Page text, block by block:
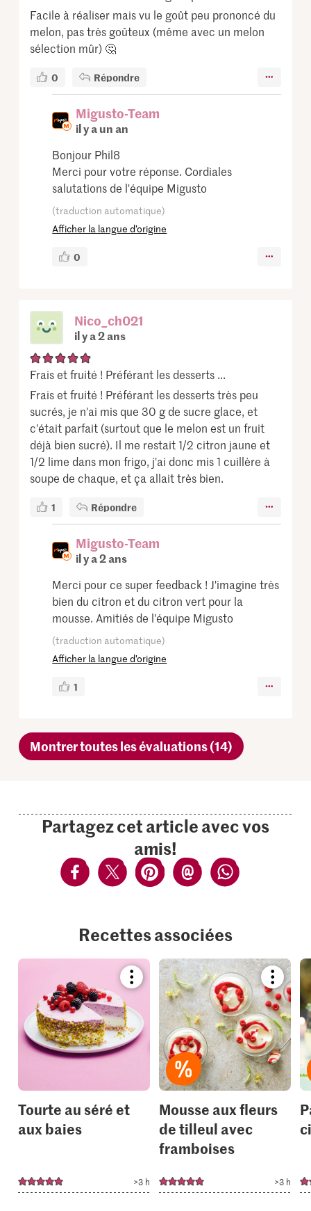
Facile à réaliser mais vu le goût peu prononcé du
melon, pas très goûteux (même avec un melon
sélection mûr) 🤔
0 Répondre
Migusto-Team
il y a un an
Bonjour Phil8
Merci pour votre réponse. Cordiales
salutations de l'équipe Migusto
(traduction automatique)
Afficher la langue d’origine
0
Nico_ch021
il y a 2 ans
Frais et fruité ! Préférant les desserts ...
Frais et fruité ! Préférant les desserts très peu
sucrés, je n'ai mis que 30 g de sucre glace, et
c'était parfait (surtout que le melon est un fruit
déjà bien sucré). Il me restait 1/2 citron jaune et
1/2 lime dans mon frigo, j'ai donc mis 1 cuillère à
soupe de chaque, et ça allait très bien.
1 Répondre
Migusto-Team
il y a 2 ans
Merci pour ce super feedback ! J'imagine très
bien du citron et du citron vert pour la
mousse. Amitiés de l'équipe Migusto
(traduction automatique)
Afficher la langue d’origine
1
Montrer toutes les évaluations (14)
Partagez cet article avec vos
amis!
Recettes associées
Bookmark
recipe
add
to
your
collections.
Tourte au séré et
aux baies
>3 h
recipe
or
add
it
to
your
Mousse aux fleurs
de tilleul avec
framboises
>3 h